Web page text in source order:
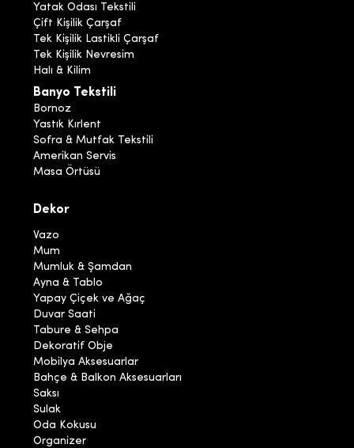
Yatak Odası Tekstili
Çift Kişilik Çarşaf
Tek Kişilik Lastikli Çarşaf
Tek Kişilik Nevresim
Halı & Kilim
Banyo Tekstili
Bornoz
Yastık Kırlent
Sofra & Mutfak Tekstili
Amerikan Servis
Masa Örtüsü
Dekor
Vazo
Mum
Mumluk & Şamdan
Ayna & Tablo
Yapay Çiçek ve Ağaç
Duvar Saati
Tabure & Sehpa
Dekoratif Obje
Mobilya Aksesuarlar
Bahçe & Balkon Aksesuarları
Saksı
Sulak
Oda Kokusu
Organizer